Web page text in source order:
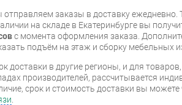
заказы в доставку ежедневно.
на складе в Екатеринбурге вы
с момента оформления заказа.
подъём на этаж и сборку мебельных
доставки в другие регионы, и для
производителей, рассчитывается
срок и стоимость доставки вы